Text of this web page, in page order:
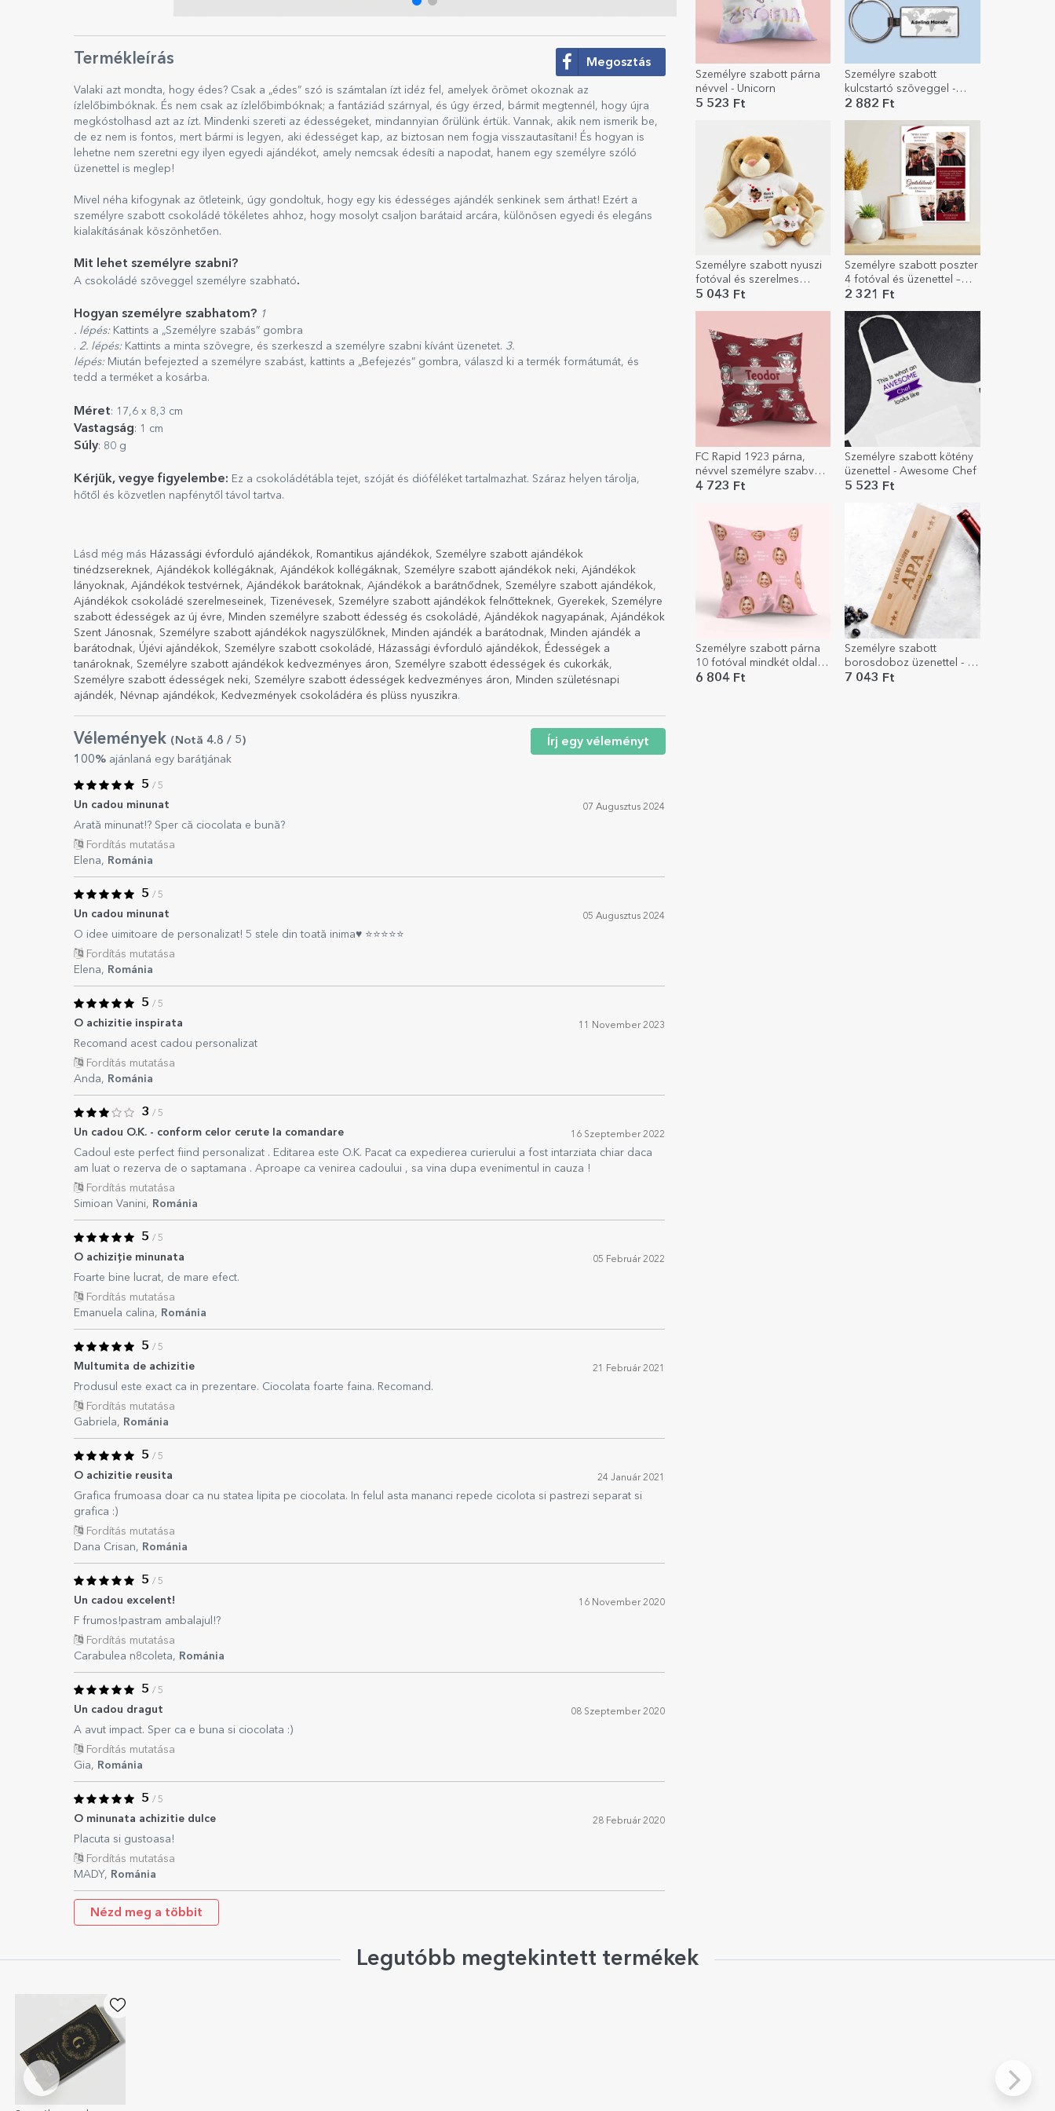
Személyre szabott párna
névvel - Unicorn
5 523 Ft
Személyre szabott
kulcstartó szöveggel -
Újságíró
2 882 Ft
Személyre szabott nyuszi
fotóval és szerelmes
üzenettel
5 043 Ft
Személyre szabott poszter
4 fotóval és üzenettel –
Érettségi
2 321 Ft
FC Rapid 1923 párna,
névvel személyre szabva,
nagy méret - Mintázat
4 723 Ft
Személyre szabott kötény
üzenettel - Awesome Chef
5 523 Ft
Személyre szabott párna
10 fotóval mindkét oldalon
- Barátnő
6 804 Ft
Személyre szabott
borosdoboz üzenettel - A
legjobb
7 043 Ft
Termékleírás Megosztás
Valaki azt mondta, hogy édes? Csak a „édes” szó is számtalan ízt idéz fel, amelyek örömet okoznak az
ízlelőbimbóknak. És nem csak az ízlelőbimbóknak; a fantáziád szárnyal, és úgy érzed, bármit megtennél, hogy újra
megkóstolhasd azt az ízt. Mindenki szereti az édességeket, mindannyian őrülünk értük. Vannak, akik nem ismerik be,
de ez nem is fontos, mert bármi is legyen, aki édességet kap, az biztosan nem fogja visszautasítani! És hogyan is
lehetne nem szeretni egy ilyen egyedi ajándékot, amely nemcsak édesíti a napodat, hanem egy személyre szóló
üzenettel is meglep!
Mivel néha kifogynak az ötleteink, úgy gondoltuk, hogy egy kis édességes ajándék senkinek sem árthat! Ezért a
személyre szabott csokoládé tökéletes ahhoz, hogy mosolyt csaljon barátaid arcára, különösen egyedi és elegáns
kialakításának köszönhetően.
Mit lehet személyre szabni?
A csokoládé szöveggel személyre szabható.
Hogyan személyre szabhatom? 1
. lépés: Kattints a „Személyre szabás” gombra
. 2. lépés: Kattints a minta szövegre, és szerkeszd a személyre szabni kívánt üzenetet. 3.
lépés: Miután befejezted a személyre szabást, kattints a „Befejezés” gombra, válaszd ki a termék formátumát, és
tedd a terméket a kosárba.
Méret: 17,6 x 8,3 cm
Vastagság: 1 cm
Súly: 80 g
Kérjük, vegye figyelembe: Ez a csokoládétábla tejet, szóját és dióféléket tartalmazhat. Száraz helyen tárolja,
hőtől és közvetlen napfénytől távol tartva.
Lásd még más Házassági évforduló ajándékok, Romantikus ajándékok, Személyre szabott ajándékok
tinédzsereknek, Ajándékok kollégáknak, Ajándékok kollégáknak, Személyre szabott ajándékok neki, Ajándékok
lányoknak, Ajándékok testvérnek, Ajándékok barátoknak, Ajándékok a barátnődnek, Személyre szabott ajándékok,
Ajándékok csokoládé szerelmeseinek, Tizenévesek, Személyre szabott ajándékok felnőtteknek, Gyerekek, Személyre
szabott édességek az új évre, Minden személyre szabott édesség és csokoládé, Ajándékok nagyapának, Ajándékok
Szent Jánosnak, Személyre szabott ajándékok nagyszülőknek, Minden ajándék a barátodnak, Minden ajándék a
barátodnak, Újévi ajándékok, Személyre szabott csokoládé, Házassági évforduló ajándékok, Édességek a
tanároknak, Személyre szabott ajándékok kedvezményes áron, Személyre szabott édességek és cukorkák,
Személyre szabott édességek neki, Személyre szabott édességek kedvezményes áron, Minden születésnapi
ajándék, Névnap ajándékok, Kedvezmények csokoládéra és plüss nyuszikra.
Vélemények (Notă 4.8 / 5)
100% ajánlaná egy barátjának
Írj egy véleményt
5 / 5
Un cadou minunat 07 Augusztus 2024
Arată minunat!? Sper că ciocolata e bună?
Fordítás mutatása
Elena, Románia
5 / 5
Un cadou minunat 05 Augusztus 2024
O idee uimitoare de personalizat! 5 stele din toată inima♥️ ⭐⭐⭐⭐⭐
Fordítás mutatása
Elena, Románia
5 / 5
O achizitie inspirata 11 November 2023
Recomand acest cadou personalizat
Fordítás mutatása
Anda, Románia
3 / 5
Un cadou O.K. - conform celor cerute la comandare 16 Szeptember 2022
Cadoul este perfect fiind personalizat . Editarea este O.K. Pacat ca expedierea curierului a fost intarziata chiar daca
am luat o rezerva de o saptamana . Aproape ca venirea cadoului , sa vina dupa evenimentul in cauza !
Fordítás mutatása
Simioan Vanini, Románia
5 / 5
O achiziție minunata 05 Február 2022
Foarte bine lucrat, de mare efect.
Fordítás mutatása
Emanuela calina, Románia
5 / 5
Multumita de achizitie 21 Február 2021
Produsul este exact ca in prezentare. Ciocolata foarte faina. Recomand.
Fordítás mutatása
Gabriela, Románia
5 / 5
O achizitie reusita 24 Január 2021
Grafica frumoasa doar ca nu statea lipita pe ciocolata. In felul asta mananci repede cicolota si pastrezi separat si
grafica :)
Fordítás mutatása
Dana Crisan, Románia
5 / 5
Un cadou excelent! 16 November 2020
F frumos!pastram ambalajul!?
Fordítás mutatása
Carabulea n8coleta, Románia
5 / 5
Un cadou dragut 08 Szeptember 2020
A avut impact. Sper ca e buna si ciocolata :)
Fordítás mutatása
Gia, Románia
5 / 5
O minunata achizitie dulce 28 Február 2020
Placuta si gustoasa!
Fordítás mutatása
MADY, Románia
Nézd meg a többit
Legutóbb megtekintett termékek